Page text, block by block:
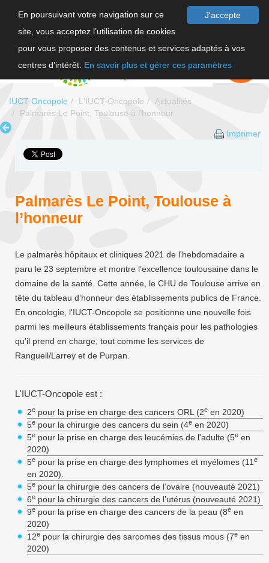
J'accepte
En poursuivant votre navigation sur ce
site, vous acceptez l’utilisation de cookies
pour vous proposer des contenus et services adaptés à vos
centres d’intérêt. En savoir plus et gérer ces paramètres
FAIRE UN
DON
IUCT Oncopole L'IUCT-Oncopole
Actualités
Palmarès Le Point, Toulouse à l’honneur
Imprimer
Palmarès Le Point, Toulouse à
l’honneur
Le palmarès hôpitaux et cliniques 2021 de l'hebdomadaire a
paru le 23 septembre et montre l’excellence toulousaine dans le
domaine de la santé. Cette année, le CHU de Toulouse arrive en
tête du tableau d’honneur des établissements publics de France.
En oncologie, l'IUCT-Oncopole se positionne une nouvelle fois
parmi les meilleurs établissements français pour les pathologies
qu'il prend en charge, tout comme les services de
Rangueil/Larrey et de Purpan.
L'IUCT-Oncopole est :
2e pour la prise en charge des cancers ORL (2e en 2020)
5e pour la chirurgie des cancers du sein (4e en 2020)
5e pour la prise en charge des leucémies de l'adulte (5e en
2020)
5e pour la prise en charge des lymphomes et myélomes (11 e
en 2020).
5e pour la chirurgie des cancers de l’ovaire (nouveauté 2021)
6e pour la chirurgie des cancers de l’utérus (nouveauté 2021)
9e pour la prise en charge des cancers de la peau (8e en
2020)
12e pour la chirurgie des sarcomes des tissus mous (7e en
2020)